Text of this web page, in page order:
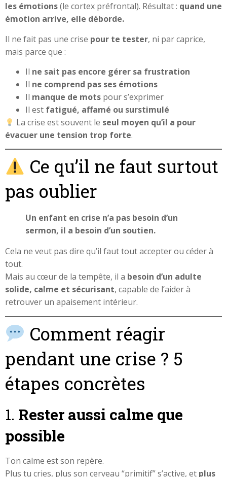
les émotions(le cortex préfrontal). Résultat : quand une
émotion arrive, elle déborde.
Il ne fait pas une crise pour te tester, ni par caprice,
mais parce que :
Il ne sait pas encore gérer sa frustration
Il ne comprend pas ses émotions
Il manque de mots pour s’exprimer
Il est fatigué, affamé ou surstimulé
La crise est souvent le seul moyen qu’il a pour
évacuer une tension trop forte.
Ce qu’il ne faut surtout
pas oublier
Un enfant en crise n’a pas besoin d’un
sermon, il a besoin d’un soutien.
Cela ne veut pas dire qu’il faut tout accepter ou céder à
tout.
Mais au cœur de la tempête, il a besoin d’un adulte
solide, calme et sécurisant, capable de l’aider à
retrouver un apaisement intérieur.
Comment réagir
pendant une crise ? 5
étapes concrètes
1. Rester aussi calme que
possible
Ton calme est son repère.
Plus tu cries, plus son cerveau “primitif” s’active, et plus